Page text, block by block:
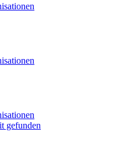
gefunden